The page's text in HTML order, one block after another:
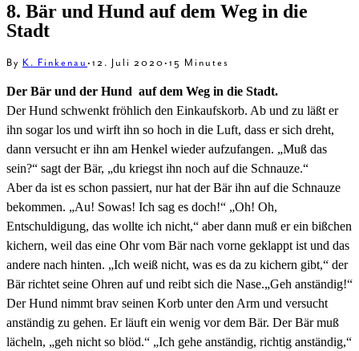
8. Bär und Hund auf dem Weg in die
Stadt
By K. Finkenau•12. Juli 2020•15 Minutes
Der Bär und der Hund auf dem Weg in die Stadt.
Der Hund schwenkt fröhlich den Einkaufskorb. Ab und zu läßt er
ihn sogar los und wirft ihn so hoch in die Luft, dass er sich dreht,
dann versucht er ihn am Henkel wieder aufzufangen. „Muß das
sein?“ sagt der Bär, „du kriegst ihn noch auf die Schnauze.“
Aber da ist es schon passiert, nur hat der Bär ihn auf die Schnauze
bekommen. „Au! Sowas! Ich sag es doch!“ „Oh! Oh,
Entschuldigung, das wollte ich nicht,“ aber dann muß er ein bißchen
kichern, weil das eine Ohr vom Bär nach vorne geklappt ist und das
andere nach hinten. „Ich weiß nicht, was es da zu kichern gibt,“ der
Bär richtet seine Ohren auf und reibt sich die Nase.„Geh anständig!“
Der Hund nimmt brav seinen Korb unter den Arm und versucht
anständig zu gehen. Er läuft ein wenig vor dem Bär. Der Bär muß
lächeln, „geh nicht so blöd.“ „Ich gehe anständig, richtig anständig,“